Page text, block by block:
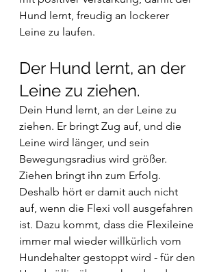
Hund lernt, freudig an lockerer
Leine zu laufen.
Der Hund lernt, an der
Leine zu ziehen.
Dein Hund lernt, an der Leine zu
ziehen. Er bringt Zug auf, und die
Leine wird länger, und sein
Bewegungsradius wird größer.
Ziehen bringt ihn zum Erfolg.
Deshalb hört er damit auch nicht
auf, wenn die Flexi voll ausgefahren
ist. Dazu kommt, dass die Flexileine
immer mal wieder willkürlich vom
Hundehalter gestoppt wird - für den